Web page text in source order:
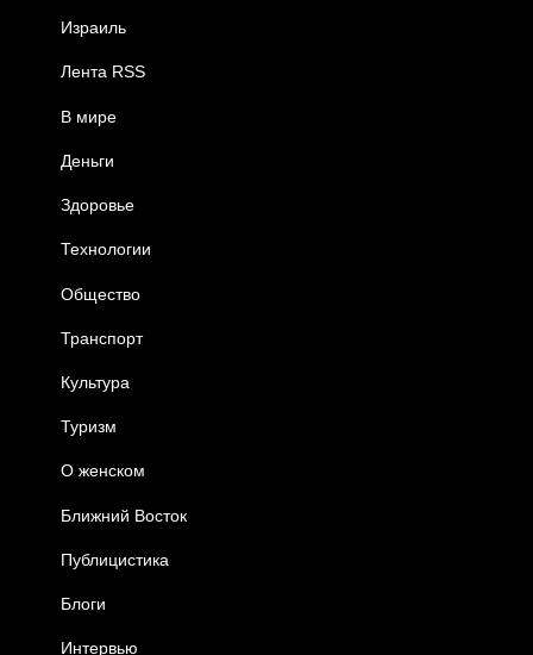
Израиль
Лента RSS
В мире
Деньги
Здоровье
Технологии
Общество
Транспорт
Культура
Туризм
О женском
Ближний Восток
Публицистика
Блоги
Интервью